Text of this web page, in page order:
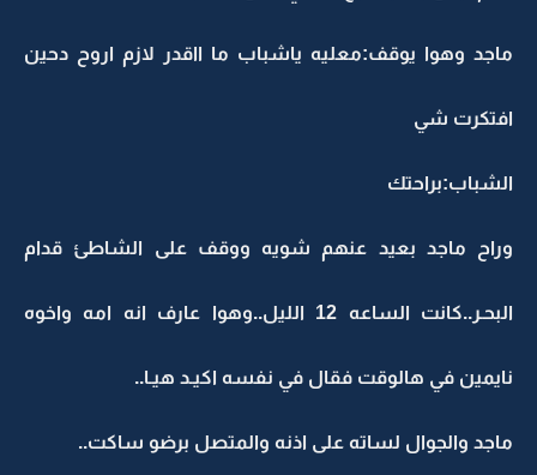
ماجد وهوا يوقف:معليه ياشباب ما ااقدر لازم اروح دحين
افتكرت شي
الشباب:براحتك
وراح ماجد بعيد عنهم شويه ووقف على الشاطئ قدام
البحـر..كانت الساعه 12 الليل..وهوا عارف انه امه واخوه
نايمين في هالوقت فقال في نفسه اكيـد هيـا..
ماجد والجوال لساته على اذنه والمتصل برضو ساكت..